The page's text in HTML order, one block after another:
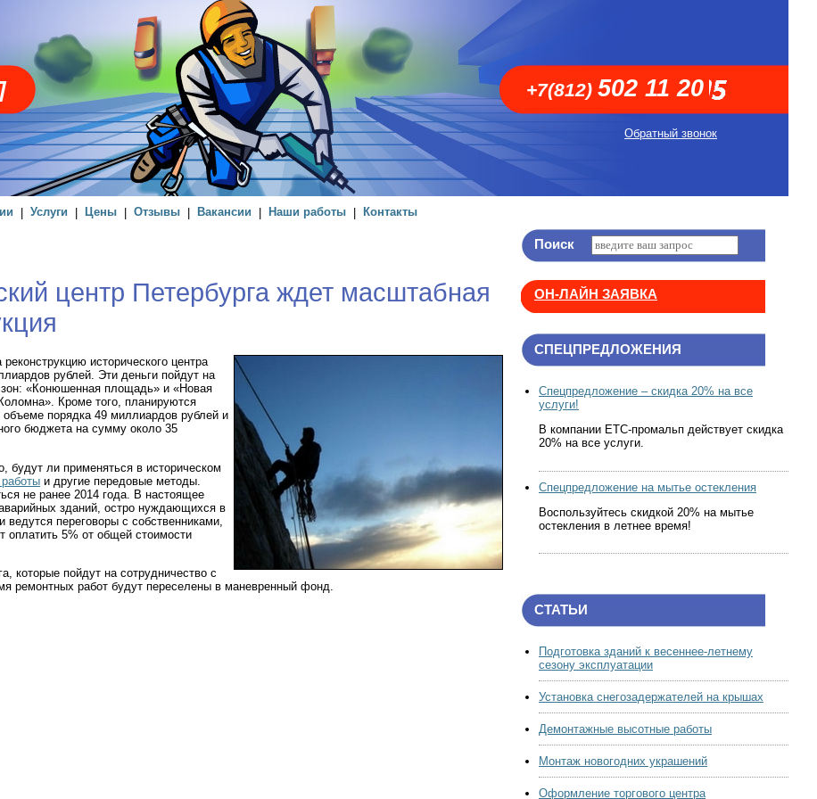
+7(812) 502 11 20
Обратный звонок
Услуги Цены Отзывы Вакансии Наши работы Контакты
центр Петербурга ждет масштабная
исторического центра
рублей. Эти деньги пойдут на
зон: «Конюшенная площадь» и «Новая
Кроме того, планируются
объеме порядка 49 миллиардов рублей и
бюджета на сумму около 35
будут ли применяться в историческом
и другие передовые методы.
не ранее 2014 года. В настоящее
зданий, остро нуждающихся в
ведутся переговоры с собственниками,
оплатить 5% от общей стоимости
которые пойдут на сотрудничество с
ремонтных работ будут переселены в маневренный фонд.
Поиск
ОН-ЛАЙН ЗАЯВКА
СПЕЦПРЕДЛОЖЕНИЯ
Спецпредложение – скидка 20% на все
услуги!
В компании ЕТС-промальп действует скидка
20% на все услуги.
Спецпредложение на мытье остекления
Воспользуйтесь скидкой 20% на мытье
остекления в летнее время!
СТАТЬИ
Подготовка зданий к весеннее-летнему
сезону эксплуатации
Установка снегозадержателей на крышах
Демонтажные высотные работы
Монтаж новогодних украшений
Оформление торгового центра